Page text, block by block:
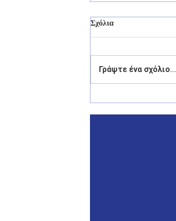
Σχόλια
Γράψτε ένα σχόλιο...